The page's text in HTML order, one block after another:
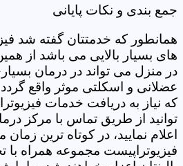
جمع بندی و نکات پایانی
همانطور که خدمتتان گفته شد
های بسیار بالایی می باشد از
در منزل می تواند در درمان
عضلانی و اسکلتی موثر واقع
که نیاز به دریافت خدمات
توانید از طریق تماس با مرکز
اعلام نمایید، در کوتاه ترین
فیزیوتراپیست مجموعه همراه با